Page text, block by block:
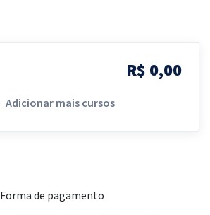
R$ 0,00
Adicionar mais cursos
Forma de pagamento